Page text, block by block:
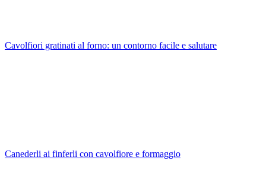
Cavolfiori gratinati al forno: un contorno facile e salutare
Canederli ai finferli con cavolfiore e formaggio